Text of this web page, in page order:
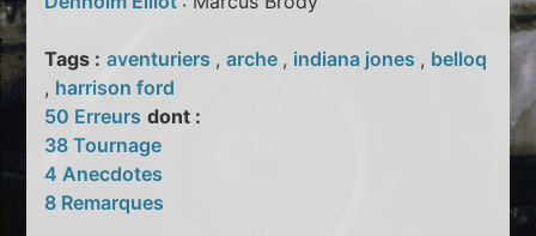
Tags : aventuriers ,arche , indiana jones , belloq
, harrison ford
50 Erreurs dont :
38 Tournage
4 Anecdotes
8 Remarques